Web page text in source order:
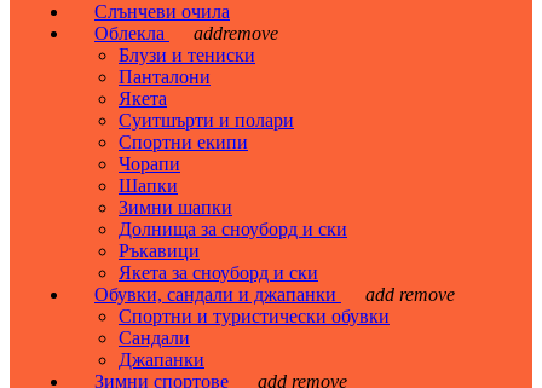
Слънчеви очила
Облекла
addremove
Блузи и тениски
Панталони
Якета
Суитшърти и полари
Спортни екипи
Чорапи
Шапки
Зимни шапки
Долнища за сноуборд и ски
Ръкавици
Якета за сноуборд и ски
Обувки, сандали и джапанки
add remove
Спортни и туристически обувки
Сандали
Джапанки
Зимни спортове
add remove